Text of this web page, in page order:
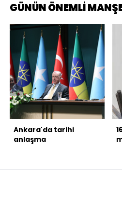
GÜNÜN ÖNEMLİ
Ankara'da tarihi
anlaşma